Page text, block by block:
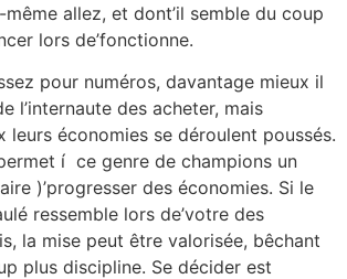
allez, et dont’il semble du coup
lors de’fonctionne.
pour numéros, davantage mieux il
l’internaute des acheter, mais
leurs économies se déroulent poussés.
í ce genre de champions un
)’progresser des économies. Si le
ressemble lors de’votre des
la mise peut être valorisée, bêchant
plus discipline. Se décider est